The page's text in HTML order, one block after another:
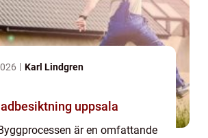
Karl Lindgren
uppsala
är en omfattande